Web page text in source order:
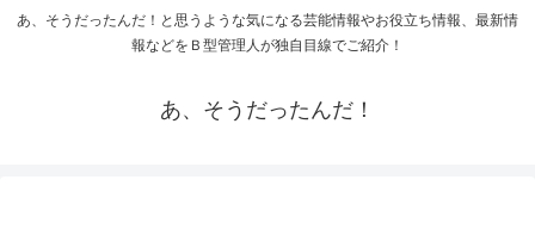
あ、そうだったんだ！と思うような気になる芸能情報やお役立ち情報、最新情
報などをＢ型管理人が独自目線でご紹介！
あ、そうだったんだ！